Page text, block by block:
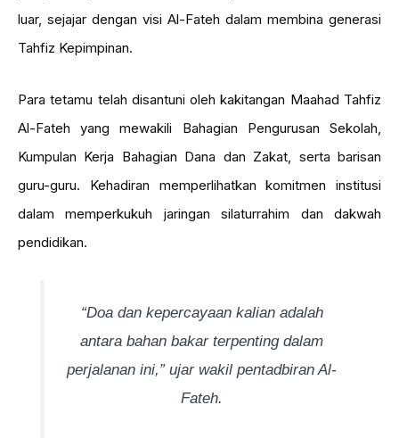
luar, sejajar dengan visi Al-Fateh dalam membina generasi
Tahfiz Kepimpinan.
Para tetamu telah disantuni oleh kakitangan Maahad Tahfiz
Al-Fateh yang mewakili Bahagian Pengurusan Sekolah,
Kumpulan Kerja Bahagian Dana dan Zakat, serta barisan
guru-guru. Kehadiran memperlihatkan komitmen institusi
dalam memperkukuh jaringan silaturrahim dan dakwah
pendidikan.
“Doa dan kepercayaan kalian adalah
antara bahan bakar terpenting dalam
perjalanan ini,” ujar wakil pentadbiran Al-
Fateh.